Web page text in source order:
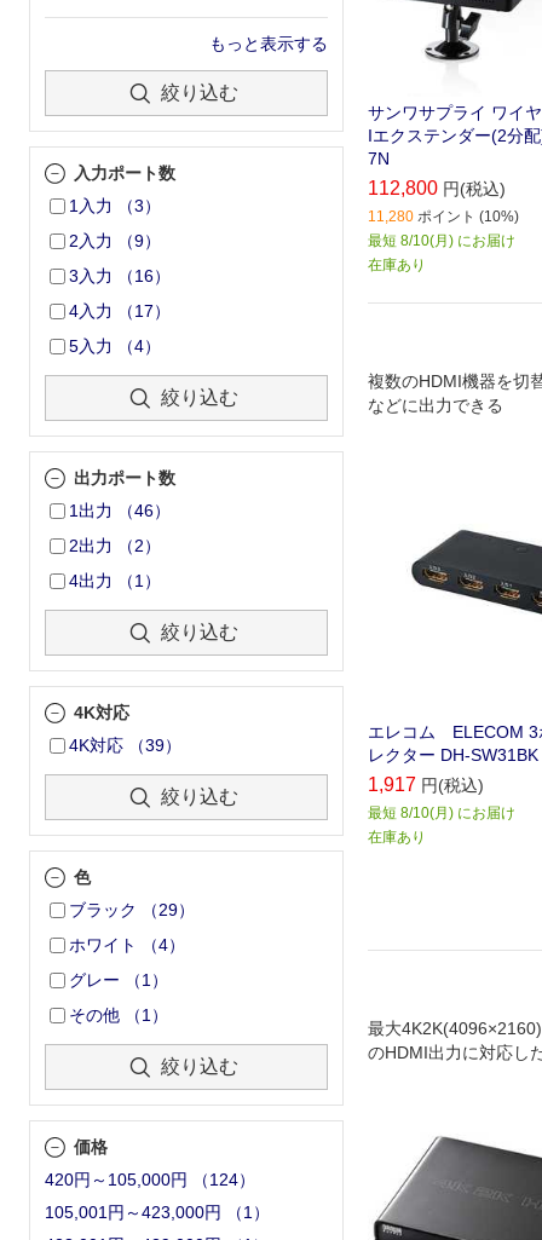
もっと表示する
絞り込む
入力ポート数
1入力
（3）
2入力
（9）
3入力
（16）
4入力
（17）
5入力
（4）
絞り込む
出力ポート数
1出力
（46）
2出力
（2）
4出力
（1 ）
絞り込む
4K対応
4K対応
（39）
絞り込む
色
ブラック
（29）
ホワイト
（4）
グレー
（1 ）
その他
（1 ）
絞り込む
価格
420円～105,000円
（124）
105,001円～423,000円
（1 ）
サンワサプライ ワイ
Iエクステンダー(2分
7N
112,800 円(税込)
11,280 ポイント (10%)
最短 8/10(月) にお届け
在庫あり
複数のHDMI機器を切
などに出力できる
エレコム ELECOM 3
レクター DH-SW31BK
1,917 円(税込)
最短 8/10(月) にお届け
在庫あり
最大
のHDMI出力に対応し